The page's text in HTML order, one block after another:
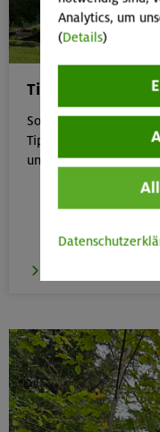
Tipps für
Sommer in den
Tipps zu Hitze,
unterwegs zu bleiben.
Analytics, um
(Details)